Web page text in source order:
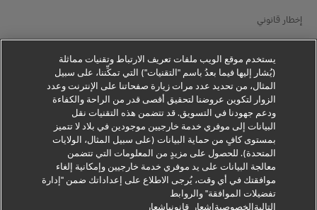
إخطار قانوني
إخطار الخصوصية
معلومات إضافية
إعدادات ملفات تعريف الارتباط
يستخدم موقع الويب ملفات تعريف الارتباط وتقنيات مماثلة
(يُشار إليها فيما بعدُ باسم "التقنيات") التي تمكِّننا، على سبيل
المثال، من تحديد عدد مرات زيارة صفحاتنا على الإنترنت وعدد
الزوار لتكوين عروضنا لتحقيق أقصى قدر من الراحة والكفاءة
ودعم جهودنا في التسويق. قد تتضمن هذه التقنيات نقل
البيانات إلى موفري خدمة خارجيين موجودين في بلاد لا تتميز
بمستوى كافٍ من حماية البيانات (على سبيل المثال، الولايات
المتحدة). للحصول على مزيدٍ من المعلومات التي تتضمن
معالجة البيانات على يد موفري خدمة خارجيين وإمكانية إلغاء
موافقتك في أي وقت، يُرجى الاطلاع على إعداداتك ضمن "إدارة
تفضيلات الموافقة" والروابط
التالية الخصوصيةإشعار قانونيإشعار